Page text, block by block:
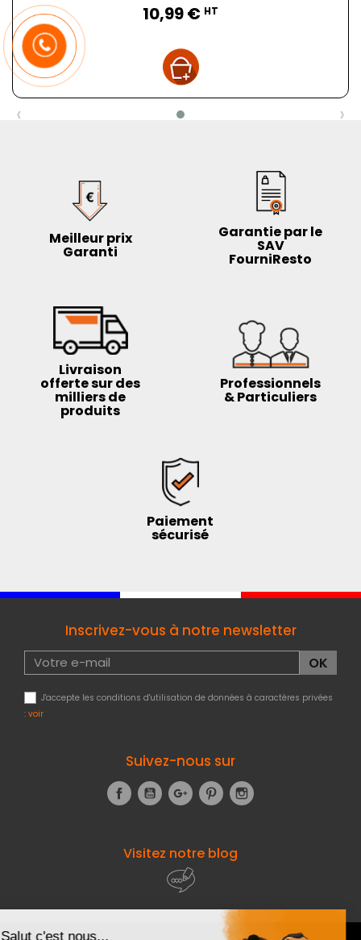
10,99 € HT
‹ ›
Meilleur prix
Garanti
Garantie par le
SAV
FourniResto
Livraison
offerte sur des
milliers de
produits
Professionnels
& Particuliers
Paiement
sécurisé
Inscrivez-vous à notre newsletter
J'accepte les conditions d'utilisation de données à caractères privées
: voir
Suivez-nous sur
FacebookYouTubeGoogle+Pinterest
Visitez notre blog